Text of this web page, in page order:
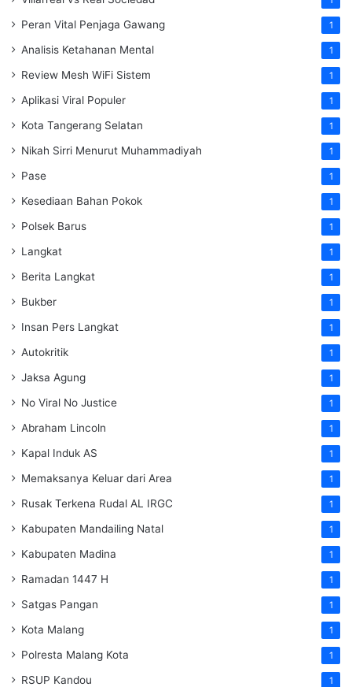
Peran Vital Penjaga Gawang 1
Analisis Ketahanan Mental 1
Review Mesh WiFi Sistem 1
Aplikasi Viral Populer 1
Kota Tangerang Selatan 1
Nikah Sirri Menurut Muhammadiyah 1
Pase 1
Kesediaan Bahan Pokok 1
Polsek Barus 1
Langkat 1
Berita Langkat 1
Bukber 1
Insan Pers Langkat 1
Autokritik 1
Jaksa Agung 1
No Viral No Justice 1
Abraham Lincoln 1
Kapal Induk AS 1
Memaksanya Keluar dari Area 1
Rusak Terkena Rudal AL IRGC 1
Kabupaten Mandailing Natal 1
Kabupaten Madina 1
Ramadan 1447 H 1
Satgas Pangan 1
Kota Malang 1
Polresta Malang Kota 1
RSUP Kandou 1